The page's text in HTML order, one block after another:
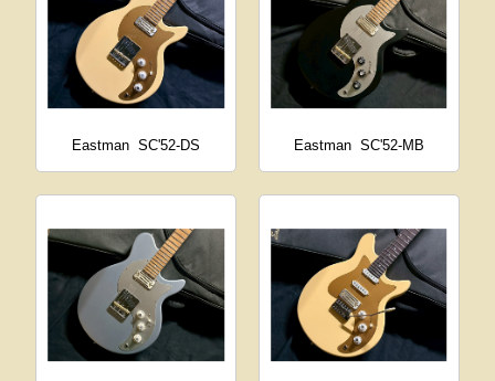
Eastman SC'52-DS Eastman SC'52-MB